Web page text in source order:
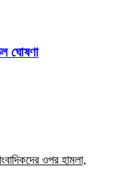
ঘোষণা
ওপর হামলা,